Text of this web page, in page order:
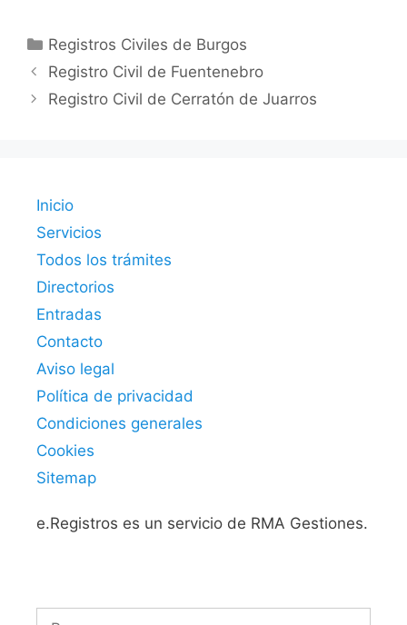
Categorías
Registros Civiles de Burgos
Registro Civil de Fuentenebro
Registro Civil de Cerratón de Juarros
Inicio
Servicios
Todos los trámites
Directorios
Entradas
Contacto
Aviso legal
Política de privacidad
Condiciones generales
Cookies
Sitemap
e.Registros es un servicio de RMA Gestiones.
Buscar: